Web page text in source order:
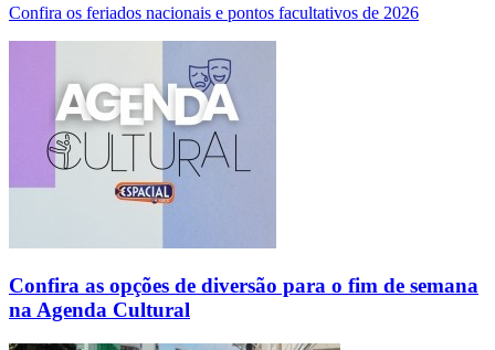
Confira os feriados nacionais e pontos facultativos de 2026
Confira as opções de diversão para o fim de semana
na Agenda Cultural